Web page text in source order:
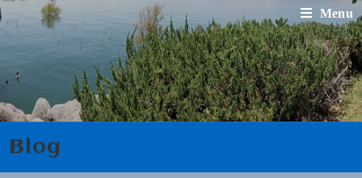
Menu
Blog